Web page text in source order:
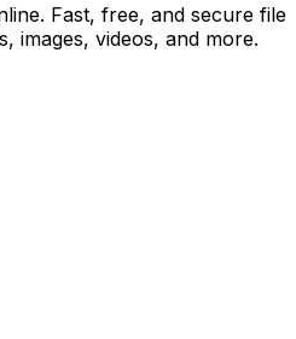
Fast, free, and secure file
images, videos, and more.